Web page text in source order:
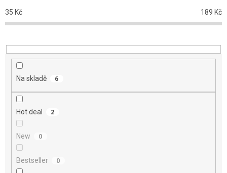
p
r
o
u
35 Kč 189 Kč
Na skladě 6
Hot deal 2
New 0
Bestseller 0